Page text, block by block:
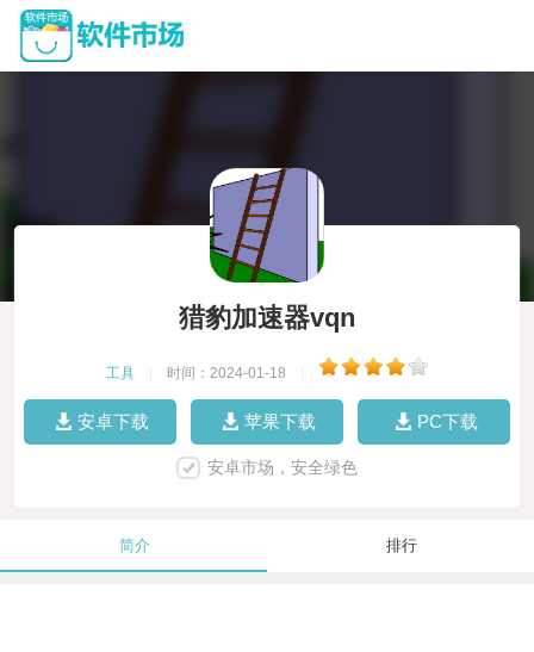
猎豹加速器vqn
工具 时间：2024-01-18
安卓下载 苹果下载 PC下载
安卓市场，安全绿色
简介 排行